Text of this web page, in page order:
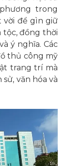
trong
vời để gìn giữ
tộc, đồng thời
ý nghĩa. Các
thủ công mỹ
trang trí mà
văn hóa và